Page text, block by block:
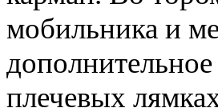
мобильника и
плечевых